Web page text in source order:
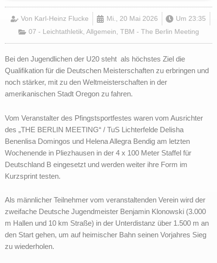
Von Karl-Heinz Flucke Mi., 20 Mai 2026 Um 23:35
07 - Leichtathletik, Allgemein TBM - The Berlin Meeting
Bei den Jugendlichen der U20 steht als höchstes Ziel die
Qualifikation für die Deutschen Meisterschaften zu erbringen und
noch stärker, mit zu den Weltmeisterschaften in der
amerikanischen Stadt Oregon zu fahren.
Vom Veranstalter des Pfingstsportfestes waren vom Ausrichter
des „THE BERLIN MEETING“ / TuS Lichterfelde Delisha
Benenlisa Domingos und Helena Allegra Bendig am letzten
Wochenende in Pliezhausen in der 4 x 100 Meter Staffel für
Deutschland B eingesetzt und werden weiter ihre Form im
Kurzsprint testen.
Als männlicher Teilnehmer vom veranstaltenden Verein wird der
zweifache Deutsche Jugendmeister Benjamin Klonowski (3.000
m Hallen und 10 km Straße) in der Unterdistanz über 1.500 m an
den Start gehen, um auf heimischer Bahn seinen Vorjahres Sieg
zu wiederholen.